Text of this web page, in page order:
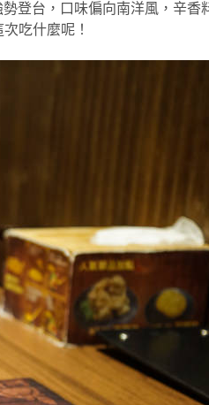
登台，口味偏向南洋風，辛
吃什麼呢！